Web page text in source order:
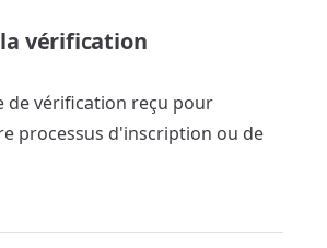
vérification
de vérification reçu pour
processus d'inscription ou de